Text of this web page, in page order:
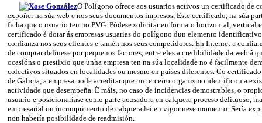
O Polígono ofrece aos usuarios activos un certificado de
expoñer na súa web e nos seus documentos impresos, Este certificado, na súa
ficha que o usuario ten no PVG. Pódese solicitar en formato horizontal, vertical
certificado é dotar ás empresas usuarias do polígono dun elemento
confianza nos seus clientes e tamén nos seus competidores. En Internet a
de comprar defínese por pequenos factores, entre eles a credibilidade da web á
ocasións o prestixio que unha empresa ten na súa localidade no é facilmente
colectivos situados en localidades ou mesmo en países diferentes. Co
de Galicia, a empresa pode acreditar que un terceiro organismo identificou a
actividade que desempeña. É máis, no caso de incidencias demostrables, o
usuario e posicionaríase como parte acusadora en calquera proceso delituoso,
empresarial ou incumprimento de calquera lei en vigor nese momento. Sería
non habería posibilidade de readmisión.